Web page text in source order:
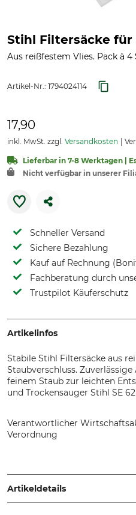
Stihl Filtersäcke für
Aus reißfestem Vlies. Pack à 4
Artikel-Nr.: 1794024114
17,90
inkl. MwSt. zzgl. Versandkosten
Lieferbar in 7-8 Werktagen |
Nicht verfügbar in unserer
Schneller Versand
Sichere Bezahlung
Kauf auf Rechnung
Fachberatung durch
Trustpilot Käuferschutz
Artikelinfos
Stabile Stihl Filtersäcke aus
Staubverschluss.
feinem Staub zur leichten
und Trockensauger Stihl SE
Verantwortlicher
Verordnung
64807 Dieburg, Germany,
Artikeldetails